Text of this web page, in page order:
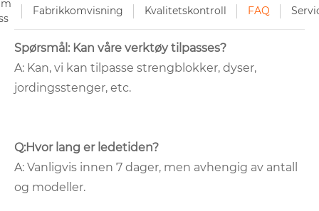
Fabrikkomvisning Kvalitetskontroll FAQ
Spørsmål: Kan våre verktøy tilpasses?
A: Kan, vi kan tilpasse strengblokker, dyser,
jordingsstenger, etc.
Q:Hvor lang er ledetiden?
A: Vanligvis innen 7 dager, men avhengig av antall
og modeller.